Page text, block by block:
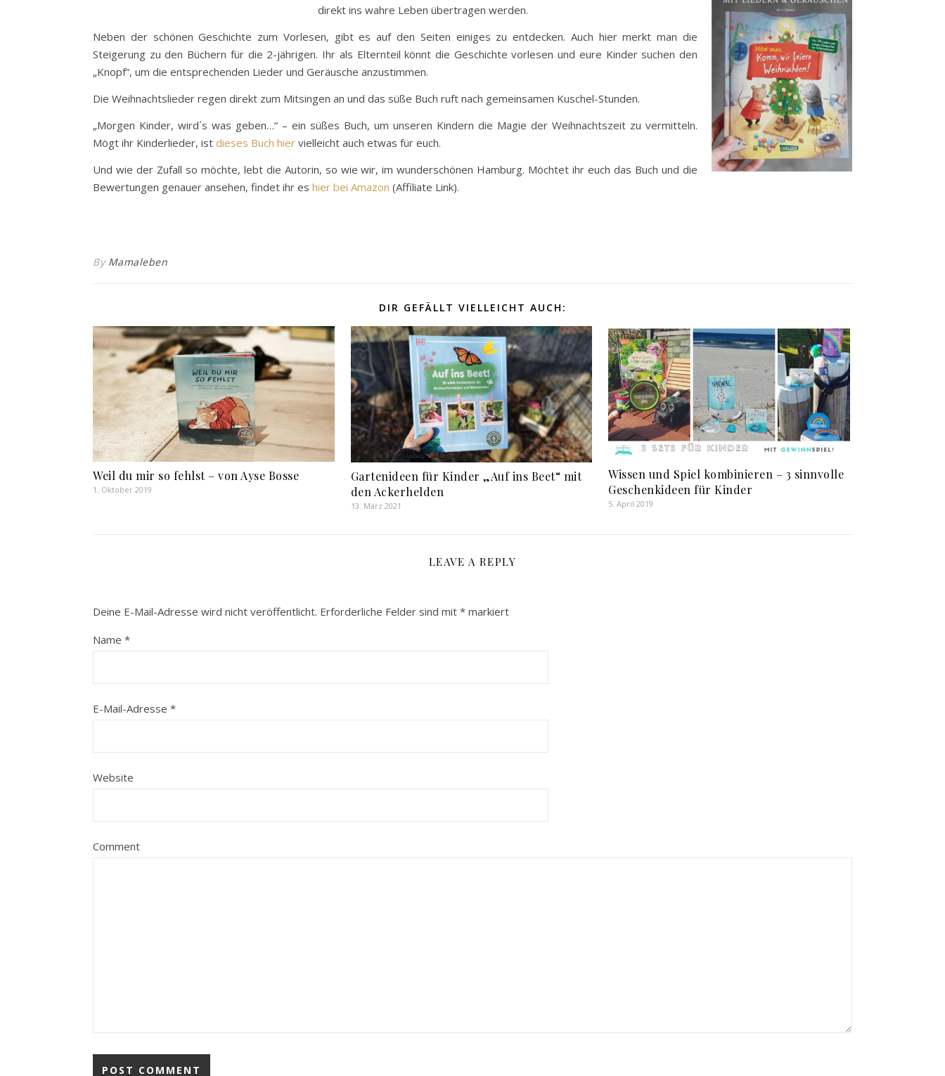
direkt ins wahre Leben übertragen werden.
Neben der schönen Geschichte zum Vorlesen, gibt es auf den Seiten einiges zu entdecken. Auch hier merkt man die
Steigerung zu den Büchern für die 2-jährigen. Ihr als Elternteil könnt die Geschichte vorlesen und eure Kinder suchen den
„Knopf“, um die entsprechenden Lieder und Geräusche anzustimmen.
Die Weihnachtslieder regen direkt zum Mitsingen an und das süße Buch ruft nach gemeinsamen Kuschel-Stunden.
„Morgen Kinder, wird´s was geben…“ – ein süßes Buch, um unseren Kindern die Magie der Weihnachtszeit zu vermitteln.
Mögt ihr Kinderlieder, ist dieses Buch hier vielleicht auch etwas für euch.
Und wie der Zufall so möchte, lebt die Autorin, so wie wir, im wunderschönen Hamburg. Möchtet ihr euch das Buch und die
Bewertungen genauer ansehen, findet ihr es hier bei Amazon (Affiliate Link).
By Mamaleben
DIR GEFÄLLT VIELLEICHT AUCH:
Weil du mir so fehlst – von Ayse Bosse
1. Oktober 2019
Gartenideen für Kinder „Auf ins Beet“ mit
den Ackerhelden
13. März 2021
Wissen und Spiel kombinieren – 3 sinnvolle
Geschenkideen für Kinder
5. April 2019
LEAVE A REPLY
Deine E-Mail-Adresse wird nicht veröffentlicht. Erforderliche Felder sind mit * markiert
Name *
E-Mail-Adresse *
Website
Comment